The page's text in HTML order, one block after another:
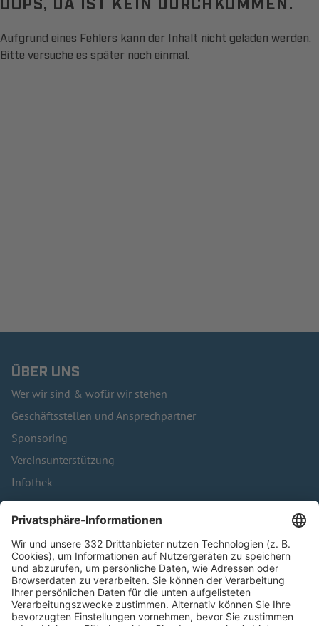
Aufgrund eines Fehlers kann der Inhalt nicht geladen werden.
Bitte versuche es später noch einmal.
ÜBER UNS
Wer wir sind & wofür wir stehen
Geschäftsstellen und Ansprechpartner
Sponsoring
Vereinsunterstützung
Infothek
Kontakt
HÄUFIG BESUCHTE SEITEN
Pässe und Vereinswechsel
Trainerausbildung
Schulungsangebot Vereinsmitarbeiter